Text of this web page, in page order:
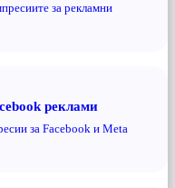
за рекламни
реклами
за Facebook и Meta